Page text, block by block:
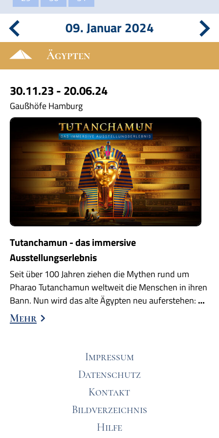
09. Januar 2024
Ägypten
30.11.23 - 20.06.24
Gaußhöfe Hamburg
Tutanchamun - das immersive
Ausstellungserlebnis
Seit über 100 Jahren ziehen die Mythen rund um
Pharao Tutanchamun weltweit die Menschen in ihren
Bann. Nun wird das alte Ägypten neu auferstehen: …
Mehr
Impressum
Datenschutz
Kontakt
Bildverzeichnis
Hilfe